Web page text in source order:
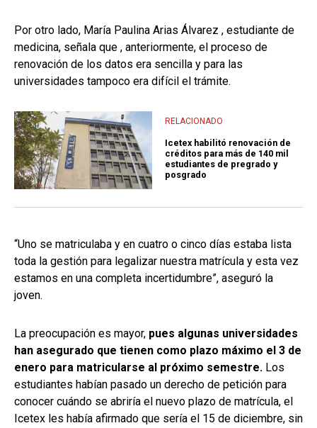
Por otro lado, María Paulina Arias Álvarez , estudiante de
medicina, señala que , anteriormente, el proceso de
renovación de los datos era sencilla y para las
universidades tampoco era difícil el trámite.
RELACIONADO
Icetex habilitó renovación de
créditos para más de 140 mil
estudiantes de pregrado y
posgrado
“Uno se matriculaba y en cuatro o cinco días estaba lista
toda la gestión para legalizar nuestra matrícula y esta vez
estamos en una completa incertidumbre”, aseguró la
joven.
La preocupación es mayor, pues algunas universidades
han asegurado que tienen como plazo máximo el 3 de
enero para matricularse al próximo semestre. Los
estudiantes habían pasado un derecho de petición para
conocer cuándo se abriría el nuevo plazo de matrícula, el
Icetex les había afirmado que sería el 15 de diciembre, sin